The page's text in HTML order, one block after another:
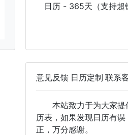
日历 - 365天（支持超
意见反馈 日历定制 联系
本站致力于为大家
历表，如果发现日历有
正，万分感谢。